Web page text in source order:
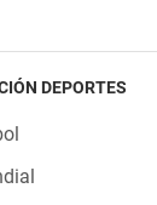
DEPORTES